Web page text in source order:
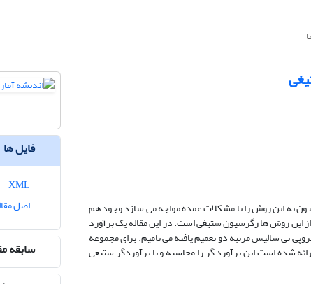
به این روش را با مشکلات عمده مواجه می سازد وجود هم
روش ها رگرسیون ستیغی است. در این مقاله یک برآورد
تی سالیس مرتبه دو تعمیم یافته می نامیم. برای مجموعه
برآوردگرهای مختلفی برای این داده ها ارائه شده است این برآورد گر را محاسبه و با برآوردگر ستیغی
فایل ها
اصل
سابقه